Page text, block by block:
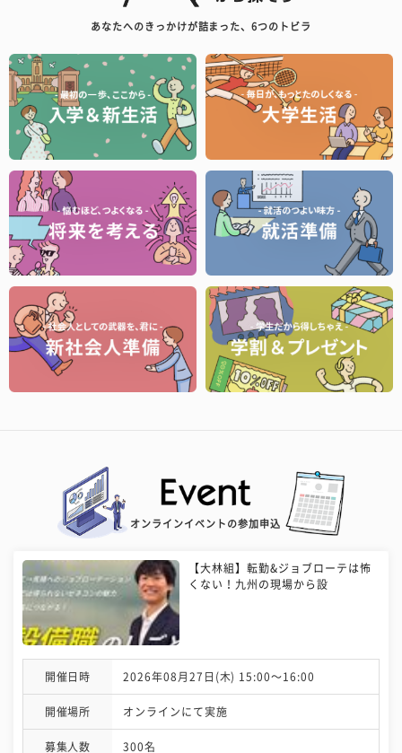
あなたへのきっかけが詰まった、6つのトビラ
オンラインイベントの参加申込
【大林組】転勤&ジョブローテは怖
くない！九州の現場から設
開催日時 2026年08月27日(木) 15:00〜16:00
開催場所 オンラインにて実施
募集人数 300名